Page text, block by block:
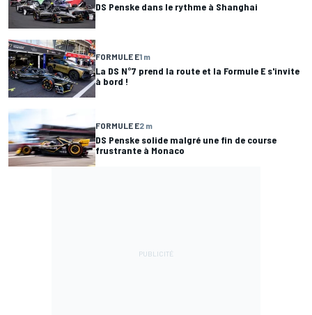
DS Penske dans le rythme à Shanghai
FORMULE E1 m
La DS N°7 prend la route et la Formule E s'invite
à bord !
FORMULE E2 m
DS Penske solide malgré une fin de course
frustrante à Monaco